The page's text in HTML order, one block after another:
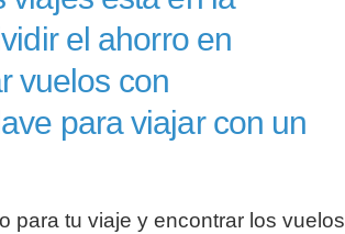
el ahorro en
vuelos con
para viajar con un
para tu viaje y encontrar los vuelos